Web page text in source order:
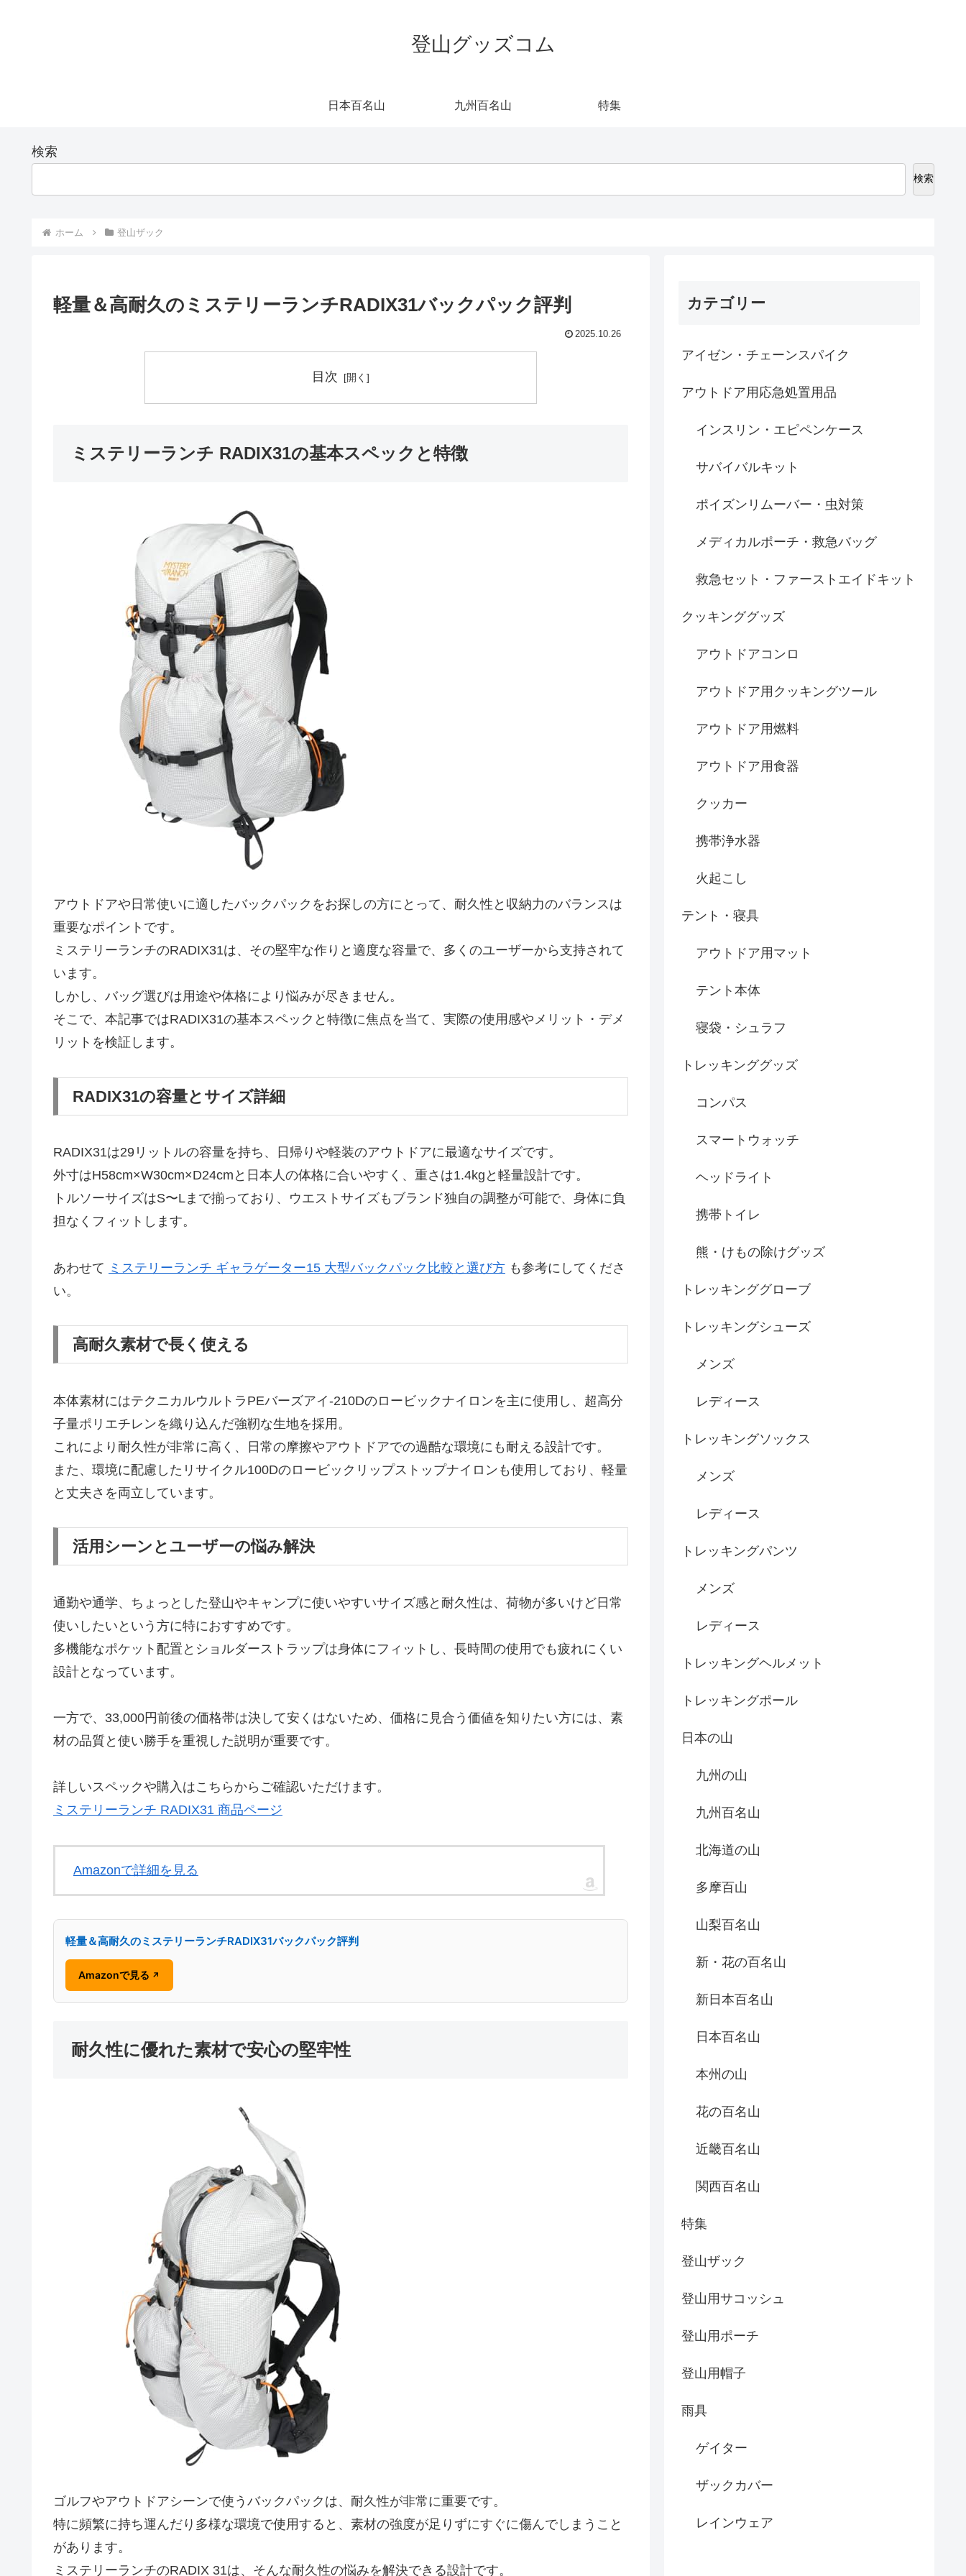
登山グッズコム
日本百名山 九州百名山 特集
検索
検索
ホーム 登山ザック
軽量＆高耐久のミステリーランチRADIX31バックパック評判
2025.10.26
目次
ミステリーランチ RADIX31の基本スペックと特徴
アウトドアや日常使いに適したバックパックをお探しの方にとって、耐久性と収納力のバランスは
重要なポイントです。
ミステリーランチのRADIX31は、その堅牢な作りと適度な容量で、多くのユーザーから支持されて
います。
しかし、バッグ選びは用途や体格により悩みが尽きません。
そこで、本記事ではRADIX31の基本スペックと特徴に焦点を当て、実際の使用感やメリット・デメ
リットを検証します。
RADIX31の容量とサイズ詳細
RADIX31は29リットルの容量を持ち、日帰りや軽装のアウトドアに最適なサイズです。
外寸はH58cm×W30cm×D24cmと日本人の体格に合いやすく、重さは1.4kgと軽量設計です。
トルソーサイズはS〜Lまで揃っており、ウエストサイズもブランド独自の調整が可能で、身体に負
担なくフィットします。
あわせて ミステリーランチ ギャラゲーター15 大型バックパック比較と選び方 も参考にしてくださ
い。
高耐久素材で長く使える
本体素材にはテクニカルウルトラPEバーズアイ‐210Dのロービックナイロンを主に使用し、超高分
子量ポリエチレンを織り込んだ強靭な生地を採用。
これにより耐久性が非常に高く、日常の摩擦やアウトドアでの過酷な環境にも耐える設計です。
また、環境に配慮したリサイクル100Dのロービックリップストップナイロンも使用しており、軽量
と丈夫さを両立しています。
活用シーンとユーザーの悩み解決
通勤や通学、ちょっとした登山やキャンプに使いやすいサイズ感と耐久性は、荷物が多いけど日常
使いしたいという方に特におすすめです。
多機能なポケット配置とショルダーストラップは身体にフィットし、長時間の使用でも疲れにくい
設計となっています。
一方で、33,000円前後の価格帯は決して安くはないため、価格に見合う価値を知りたい方には、素
材の品質と使い勝手を重視した説明が重要です。
詳しいスペックや購入はこちらからご確認いただけます。
ミステリーランチ RADIX31 商品ページ
Amazonで詳細を見る
軽量＆高耐久のミステリーランチRADIX31バックパック評判
Amazonで見る ↗
耐久性に優れた素材で安心の堅牢性
ゴルフやアウトドアシーンで使うバックパックは、耐久性が非常に重要です。
特に頻繁に持ち運んだり多様な環境で使用すると、素材の強度が足りずにすぐに傷んでしまうこと
があります。
ミステリーランチのRADIX 31は、そんな耐久性の悩みを解決できる設計です。
カテゴリー
アイゼン・チェーンスパイク
アウトドア用応急処置用品
インスリン・エピペンケース
サバイバルキット
ポイズンリムーバー・虫対策
メディカルポーチ・救急バッグ
救急セット・ファーストエイドキット
クッキンググッズ
アウトドアコンロ
アウトドア用クッキングツール
アウトドア用燃料
アウトドア用食器
クッカー
携帯浄水器
火起こし
テント・寝具
アウトドア用マット
テント本体
寝袋・シュラフ
トレッキンググッズ
コンパス
スマートウォッチ
ヘッドライト
携帯トイレ
熊・けもの除けグッズ
トレッキンググローブ
トレッキングシューズ
メンズ
レディース
トレッキングソックス
メンズ
レディース
トレッキングパンツ
メンズ
レディース
トレッキングヘルメット
トレッキングポール
日本の山
九州の山
九州百名山
北海道の山
多摩百山
山梨百名山
新・花の百名山
新日本百名山
日本百名山
本州の山
花の百名山
近畿百名山
関西百名山
特集
登山ザック
登山用サコッシュ
登山用ポーチ
登山用帽子
雨具
ゲイター
ザックカバー
レインウェア